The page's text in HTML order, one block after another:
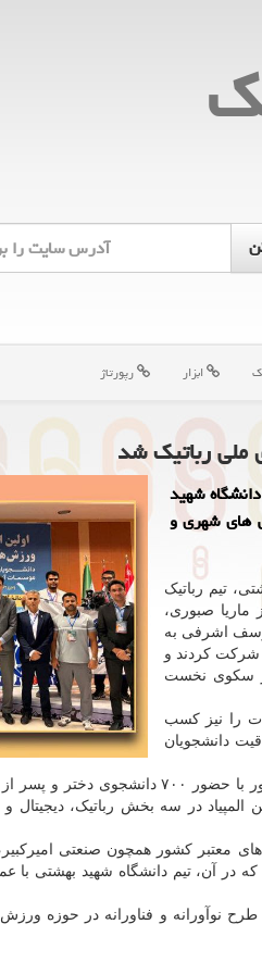
ابزار رپورتاژ
ملی رباتیک شد
شهید
های شهری و
تیم رباتیک
صبوری،
یوسف اشرفی به
کردند و
سکوی نخست
را نیز کسب
دانشجویان
نخستین دوره المپیاد ورزش های فناورانه
المپیاد در سه بخش رباتیک، دیجیتال
دانشجویی از دانشگاه های معتبر کشور همچون
در آن، تیم دانشگاه شهید بهشتی